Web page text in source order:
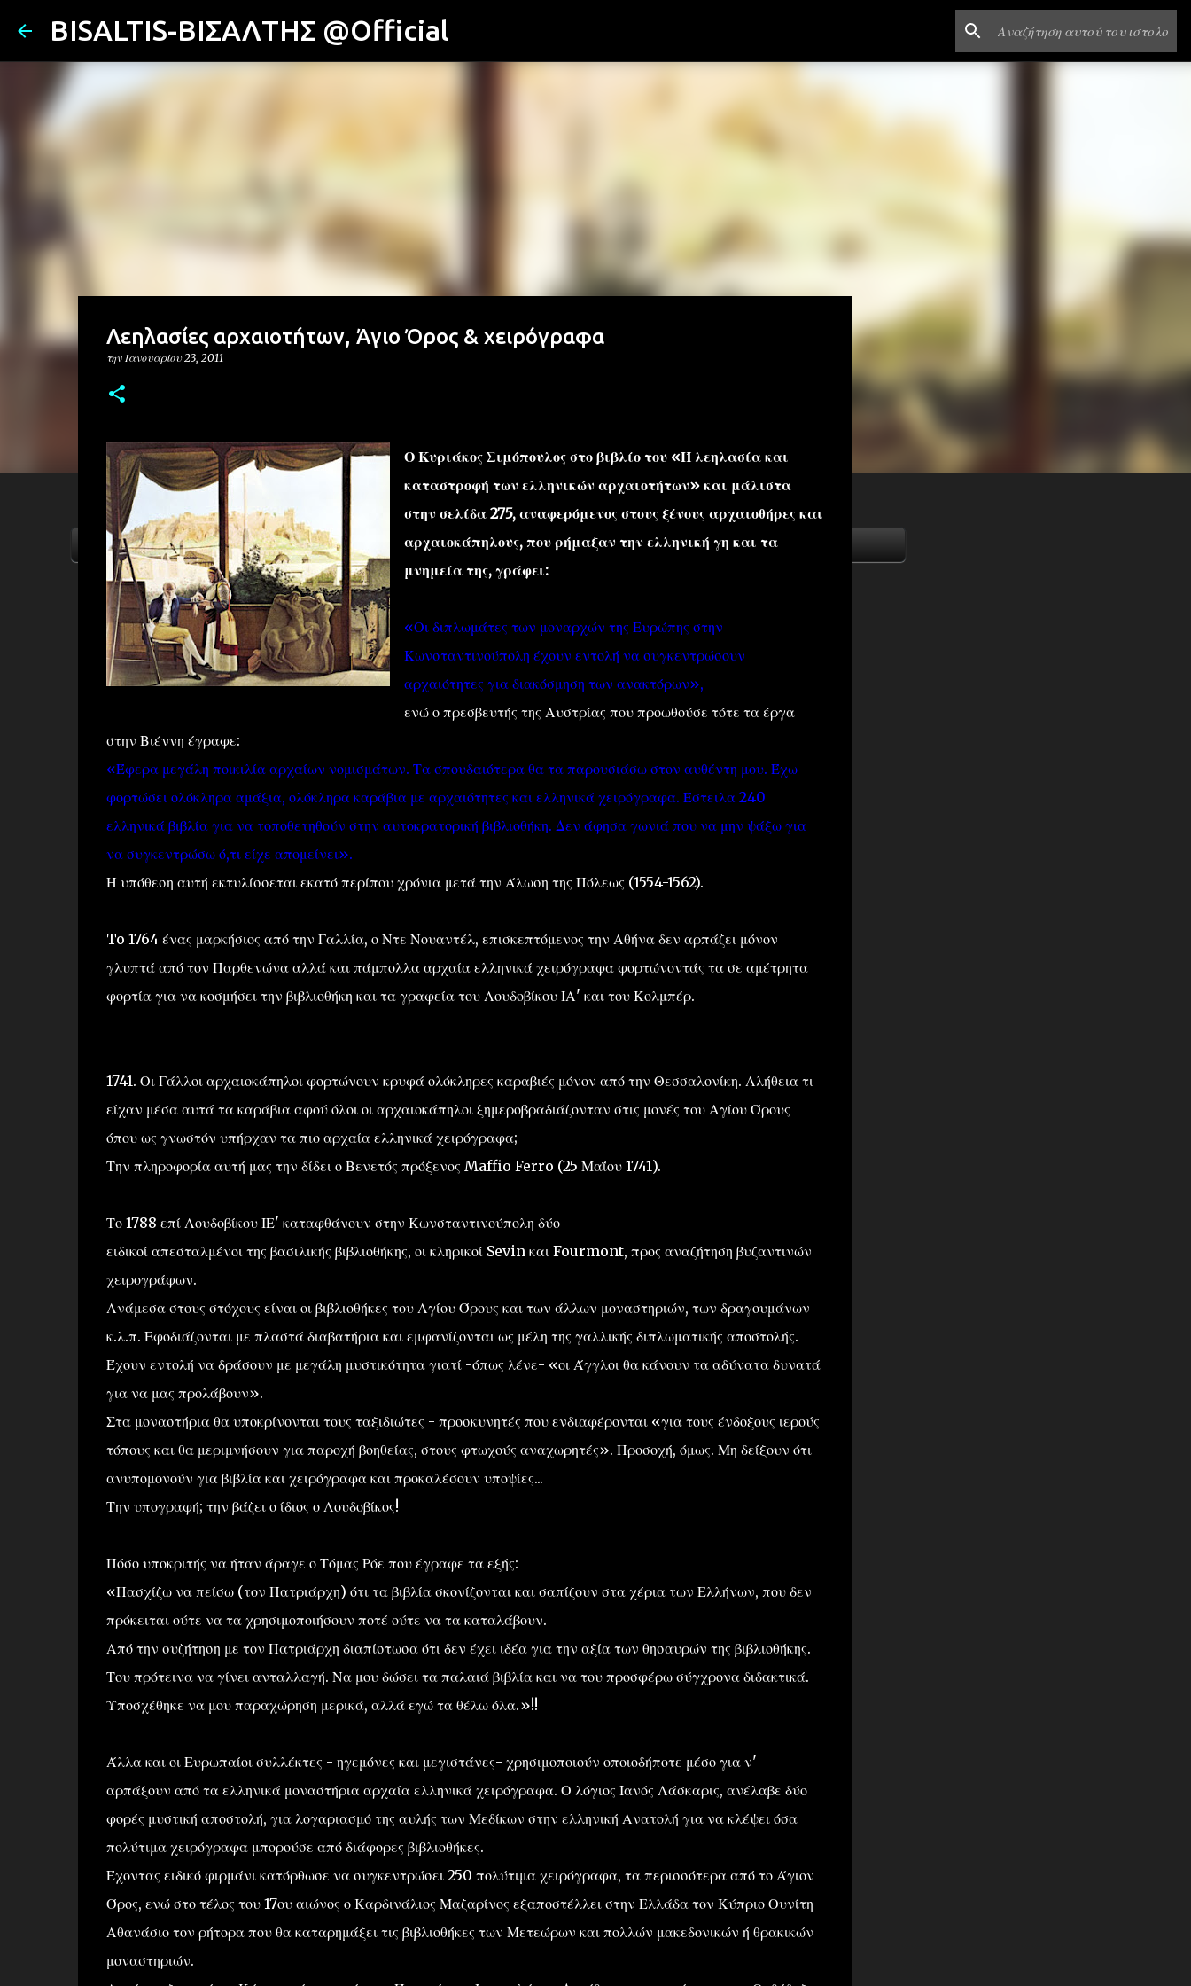
BISALTIS-ΒΙΣΑΛΤΗΣ @Official
ΑΡΧΙΚΗ YOUTUBE FACEBOOK ''ΜΑΓΕΜΕΝΕΣ'' /PROJECT ΣΧΕΤΙΚΑ/ABOUT
Λεηλασίες αρχαιοτήτων, Άγιο Όρος & χειρόγραφα
την Ιανουαρίου 23, 2011
Ο Κυριάκος Σιμόπουλος στο βιβλίο του «Ή λεηλασία και
καταστροφή των ελληνικών αρχαιοτήτων» και μάλιστα
στην σελίδα 275, αναφερόμενος στους ξένους αρχαιοθήρες και
αρχαιοκάπηλους, που ρήμαξαν την ελληνική γη και τα
μνημεία της, γράφει:
«Οι διπλωμάτες των μοναρχών της Ευρώπης στην
Κωνσταντινούπολη έχουν εντολή να συγκεντρώσουν
αρχαιότητες για διακόσμηση των ανακτόρων»,
ενώ ο πρεσβευτής της Αυστρίας που προωθούσε τότε τα έργα
στην Βιέννη έγραφε:
«Έφερα μεγάλη ποικιλία αρχαίων νομισμάτων. Τα σπουδαιότερα θα τα παρουσιάσω στον αυθέντη μου. Έχω
φορτώσει ολόκληρα αμάξια, ολόκληρα καράβια με αρχαιότητες και ελληνικά χειρόγραφα. Έστειλα 240
ελληνικά βιβλία για να τοποθετηθούν στην αυτοκρατορική βιβλιοθήκη. Δεν άφησα γωνιά που να μην ψάξω για
να συγκεντρώσω ό,τι είχε απομείνει».
Η υπόθεση αυτή εκτυλίσσεται εκατό περίπου χρόνια μετά την Άλωση της Πόλεως (1554-1562).
To 1764 ένας μαρκήσιος από την Γαλλία, ο Ντε Νουαντέλ, επισκεπτόμενος την Αθήνα δεν αρπάζει μόνον
γλυπτά από τον Παρθενώνα αλλά και πάμπολλα αρχαία ελληνικά χειρόγραφα φορτώνοντάς τα σε αμέτρητα
φορτία για να κοσμήσει την βιβλιοθήκη και τα γραφεία του Λουδοβίκου ΙΑ' και του Κολμπέρ.
1741. Οι Γάλλοι αρχαιοκάπηλοι φορτώνουν κρυφά ολόκληρες καραβιές μόνον από την Θεσσαλονίκη. Αλήθεια τι
είχαν μέσα αυτά τα καράβια αφού όλοι οι αρχαιοκάπηλοι ξημεροβραδιάζονταν στις μονές του Αγίου Όρους
όπου ως γνωστόν υπήρχαν τα πιο αρχαία ελληνικά χειρόγραφα;
Την πληροφορία αυτή μας την δίδει ο Βενετός πρόξενος Maffio Ferro (25 Μαΐου 1741).
Το 1788 επί Λουδοβίκου ΙΕ' καταφθάνουν στην Κωνσταντινούπολη δύο
ειδικοί απεσταλμένοι της βασιλικής βιβλιοθήκης, οι κληρικοί Sevin και Fourmont, προς αναζήτηση βυζαντινών
χειρογράφων.
Ανάμεσα στους στόχους είναι οι βιβλιοθήκες του Αγίου Όρους και των άλλων μοναστηριών, των δραγουμάνων
κ.λ.π. Εφοδιάζονται με πλαστά διαβατήρια και εμφανίζονται ως μέλη της γαλλικής διπλωματικής αποστολής.
Έχουν εντολή να δράσουν με μεγάλη μυστικότητα γιατί -όπως λένε- «οι Άγγλοι θα κάνουν τα αδύνατα δυνατά
για να μας προλάβουν».
Στα μοναστήρια θα υποκρίνονται τους ταξιδιώτες - προσκυνητές που ενδιαφέρονται «για τους ένδοξους ιερούς
τόπους και θα μεριμνήσουν για παροχή βοηθείας, στους φτωχούς αναχωρητές». Προσοχή, όμως. Μη δείξουν ότι
ανυπομονούν για βιβλία και χειρόγραφα και προκαλέσουν υποψίες...
Την υπογραφή; την βάζει ο ίδιος ο Λουδοβίκος!
Πόσο υποκριτής να ήταν άραγε ο Τόμας Ρόε που έγραφε τα εξής:
«Πασχίζω να πείσω (τον Πατριάρχη) ότι τα βιβλία σκονίζονται και σαπίζουν στα χέρια των Ελλήνων, που δεν
πρόκειται ούτε να τα χρησιμοποιήσουν ποτέ ούτε να τα καταλάβουν.
Από την συζήτηση με τον Πατριάρχη διαπίστωσα ότι δεν έχει ιδέα για την αξία των θησαυρών της βιβλιοθήκης.
Του πρότεινα να γίνει ανταλλαγή. Να μου δώσει τα παλαιά βιβλία και να του προσφέρω σύγχρονα διδακτικά.
Υποσχέθηκε να μου παραχώρηση μερικά, αλλά εγώ τα θέλω όλα.»!!
Άλλα και οι Ευρωπαίοι συλλέκτες - ηγεμόνες και μεγιστάνες- χρησιμοποιούν οποιοδήποτε μέσο για ν'
αρπάξουν από τα ελληνικά μοναστήρια αρχαία ελληνικά χειρόγραφα. Ο λόγιος Ιανός Λάσκαρις, ανέλαβε δύο
φορές μυστική αποστολή, για λογαριασμό της αυλής των Μεδίκων στην ελληνική Ανατολή για να κλέψει όσα
πολύτιμα χειρόγραφα μπορούσε από διάφορες βιβλιοθήκες.
Έχοντας ειδικό φιρμάνι κατόρθωσε να συγκεντρώσει 250 πολύτιμα χειρόγραφα, τα περισσότερα από το Άγιον
Όρος, ενώ στο τέλος του 17ου αιώνος ο Καρδινάλιος Μαζαρίνος εξαποστέλλει στην Ελλάδα τον Κύπριο Ουνίτη
Αθανάσιο τον ρήτορα που θα καταρημάξει τις βιβλιοθήκες των Μετεώρων και πολλών μακεδονικών ή θρακικών
μοναστηριών.